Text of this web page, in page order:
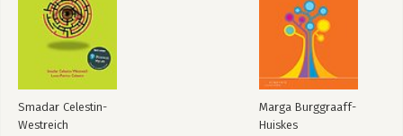
Smadar Celestin-
Westreich
Marga Burggraaff-
Huiskes